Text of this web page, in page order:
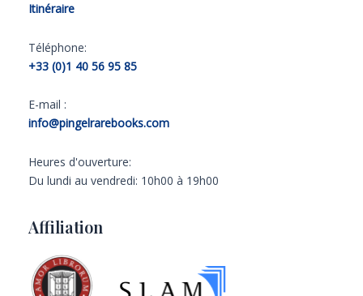
Itinéraire
Téléphone:
+33 (0)1 40 56 95 85
E-mail :
info@pingelrarebooks.com
Heures d'ouverture:
Du lundi au vendredi: 10h00 à 19h00
Affiliation